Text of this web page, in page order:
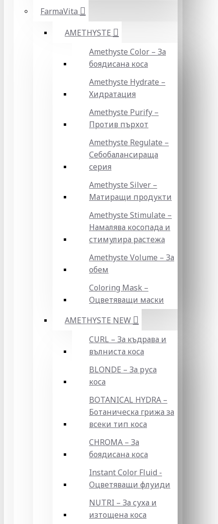
FarmaVita
AMETHYSTE
Amethyste Color – За
боядисана коса
Amethyste Hydrate –
Хидратация
Amethyste Purify –
Против пърхот
Amethyste Regulate –
Себобалансираща
серия
Amethyste Silver –
Матиращи продукти
Amethyste Stimulate –
Намалява косопада и
стимулира растежа
Amethyste Volume – За
обем
Coloring Mask –
Оцветяващи маски
AMETHYSTE NEW
CURL – За къдрава и
вълниста коса
BLONDE – За руса
коса
BOTANICAL HYDRA –
Ботаническа грижа за
всеки тип коса
CHROMA – За
боядисана коса
Instant Color Fluid -
Оцветяващи флуиди
NUTRI – За суха и
изтощена коса